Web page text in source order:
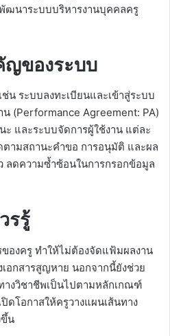
ฒนาระบบบริหารงานบุคคลครู
ญของระบบ
น ระบบลงทะเบียนและเข้าสู่ระบบ
(Performance Agreement: PA)
ะ และระบบจัดการผู้ใช้งาน แต่ละ
ตามสถานะคำขอ การอนุมัติ และผล
ลดความซ้ำซ้อนในการกรอกข้อมูล
รรู้
ของครู ทำให้ไม่ต้องจัดแฟ้มผลงาน
อกสารสูญหาย นอกจากนี้ยังช่วย
างวิชาชีพเป็นไปตามหลักเกณฑ์
ดโอกาสให้ครูวางแผนเส้นทาง
น